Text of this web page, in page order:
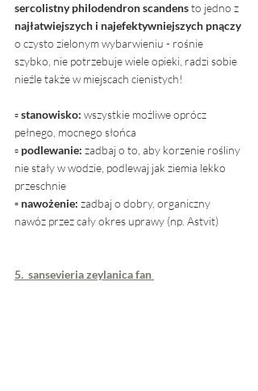
sercolistny philodendron scandens to jedno z
najłatwiejszych i najefektywniejszych pnączy
o czysto zielonym wybarwieniu - rośnie
szybko, nie potrzebuje wiele opieki, radzi sobie
nieźle także w miejscach cienistych!
▫ stanowisko: wszystkie możliwe oprócz
pełnego, mocnego słońca
▫ podlewanie: zadbaj o to, aby korzenie rośliny
nie stały w wodzie, podlewaj jak ziemia lekko
przeschnie
▫ nawożenie: zadbaj o dobry, organiczny
nawóz przez cały okres uprawy (np. Astvit)
5.  sansevieria zeylanica fan